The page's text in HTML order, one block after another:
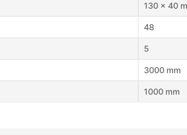
130 x 40
48
5
3000 mm
1000 mm